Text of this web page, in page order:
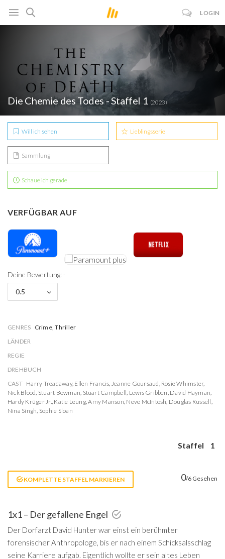
LOGIN
Die Chemie des Todes - Staffel 1 (2023)
Will ich sehen Lieblingsserie
Sammlung
Schaue ich gerade
VERFÜGBAR AUF
Deine Bewertung: -
0.5
GENRES Crime, Thriller
LÄNDER
REGIE
DREHBUCH
CAST Harry Treadaway, Ellen Francis Jeanne Goursaud Rosie Whimster,
Nick Blood Stuart Bowman Stuart Campbell Lewis Gribben David Hayman
Hardy Krüger Jr. Katie Leung,Amy Manson Neve McIntosh Douglas Russell
Nina Singh Sophie Sloan
Staffel 1
KOMPLETTE STAFFEL MARKIEREN 0/6 Gesehen
1x1 – Der gefallene Engel
Der Dorfarzt David Hunter war einst ein berühmter
forensischer Anthropologe, bis er nach einem Schicksalsschlag
seine Karriere aufgab. Eigentlich wollte er sein altes Leben